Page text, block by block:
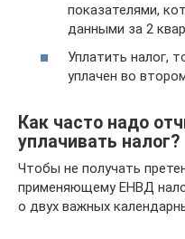
показателями,
данными за 2
Уплатить налог,
уплачен во
Как часто надо
уплачивать налог?
Чтобы не получать
применяющему ЕНВД
о двух важных